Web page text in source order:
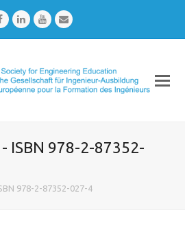
FacebookLinkedInYoutubeEmail
ISBN 978-2-87352-
978-2-87352-027-4